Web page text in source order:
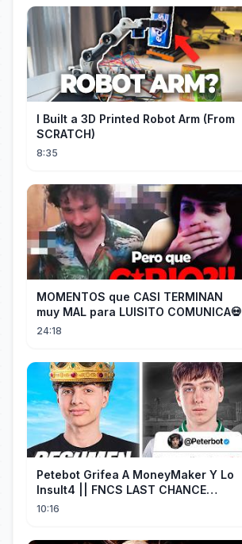
I Built a 3D Printed Robot Arm (From
SCRATCH)
8:35
MOMENTOS que CASI TERMINAN
muy MAL para LUISITO COMUNICA💀
24:18
Petebot Grifea A MoneyMaker Y Lo
Insult4 || FNCS LAST CHANCE
Resumen
10:16